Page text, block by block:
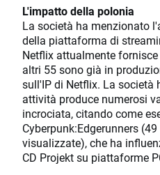
L'impatto della polonia
La società ha menzionato
della piattaforma di
Netflix attualmente
altri 55 sono già in
sull'IP di Netflix. La società
attività produce numerosi
incrociata, citando come
Cyberpunk:Edgerunners
visualizzate), che ha
CD Projekt su piattaforme